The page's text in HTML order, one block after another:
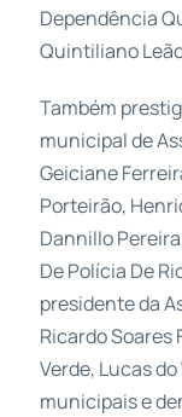
Dependência
Quintiliano
Também
municipal de
Geiciane
Porteirão,
Dannillo
De Polícia De
presidente da
Ricardo Soares
Verde, Lucas
municipais e